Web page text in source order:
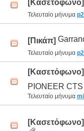
[Κασετόφωνο]
Τελευταίο μήνυμα
[Πικάπ]
Τελευταίο μήνυμα
[Κασετόφωνο]
PIONEER
Τελευταίο μήνυμα
[Κασετόφωνο]